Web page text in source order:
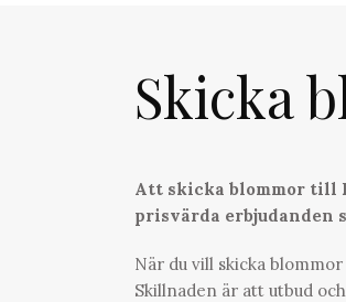
Skicka
Att skicka blommor till
prisvärda erbjudanden
När du vill skicka
Skillnaden är att utbud